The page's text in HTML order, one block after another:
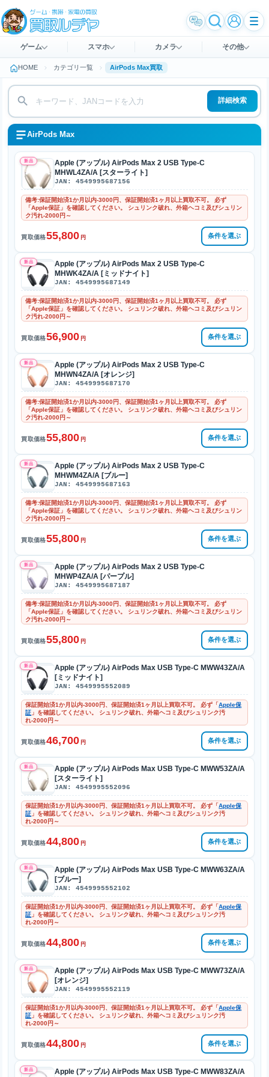
ゲーム スマホ カメラ その他
HOME カテゴリ一覧 AirPods Max買取
詳細検索
AirPods Max
新品
Apple (アップル) AirPods Max 2 USB Type-C
MHWL4ZA/A [スターライト]
JAN: 4549995687156
備考:保証開始済1か月以内-3000円、保証開始済1ヶ月以上買取不可。 必ず
「Apple保証」を確認してください。 シュリンク破れ、外箱ヘコミ及びシュリン
ク汚れ-2000円～
買取価格55,800 円 条件を選ぶ
新品
Apple (アップル) AirPods Max 2 USB Type-C
MHWK4ZA/A [ミッドナイト]
JAN: 4549995687149
備考:保証開始済1か月以内-3000円、保証開始済1ヶ月以上買取不可。 必ず
「Apple保証」を確認してください。 シュリンク破れ、外箱ヘコミ及びシュリン
ク汚れ-2000円～
買取価格56,900 円 条件を選ぶ
新品
Apple (アップル) AirPods Max 2 USB Type-C
MHWN4ZA/A [オレンジ]
JAN: 4549995687170
備考:保証開始済1か月以内-3000円、保証開始済1ヶ月以上買取不可。 必ず
「Apple保証」を確認してください。 シュリンク破れ、外箱ヘコミ及びシュリン
ク汚れ-2000円～
買取価格55,800 円 条件を選ぶ
新品
Apple (アップル) AirPods Max 2 USB Type-C
MHWM4ZA/A [ブルー]
JAN: 4549995687163
備考:保証開始済1か月以内-3000円、保証開始済1ヶ月以上買取不可。 必ず
「Apple保証」を確認してください。 シュリンク破れ、外箱ヘコミ及びシュリン
ク汚れ-2000円～
買取価格55,800 円 条件を選ぶ
新品
Apple (アップル) AirPods Max 2 USB Type-C
MHWP4ZA/A [パープル]
JAN: 4549995687187
備考:保証開始済1か月以内-3000円、保証開始済1ヶ月以上買取不可。 必ず
「Apple保証」を確認してください。 シュリンク破れ、外箱ヘコミ及びシュリン
ク汚れ-2000円～
買取価格55,800 円 条件を選ぶ
新品
Apple (アップル) AirPods Max USB Type-C MWW43ZA/A
[ミッドナイト]
JAN: 4549995552089
保証開始済1か月以内-3000円、保証開始済1ヶ月以上買取不可。 必ず「Apple保
証 」を確認してください。 シュリンク破れ、外箱ヘコミ及びシュリンク汚
れ-2000円～
買取価格46,700 円 条件を選ぶ
新品
Apple (アップル) AirPods Max USB Type-C MWW53ZA/A
[スターライト]
JAN: 4549995552096
保証開始済1か月以内-3000円、保証開始済1ヶ月以上買取不可。 必ず「Apple保
証 」を確認してください。 シュリンク破れ、外箱ヘコミ及びシュリンク汚
れ-2000円～
買取価格44,800 円 条件を選ぶ
新品
Apple (アップル) AirPods Max USB Type-C MWW63ZA/A
[ブルー]
JAN: 4549995552102
保証開始済1か月以内-3000円、保証開始済1ヶ月以上買取不可。 必ず「Apple保
証 」を確認してください。 シュリンク破れ、外箱ヘコミ及びシュリンク汚
れ-2000円～
買取価格44,800 円 条件を選ぶ
新品
Apple (アップル) AirPods Max USB Type-C MWW73ZA/A
[オレンジ]
JAN: 4549995552119
保証開始済1か月以内-3000円、保証開始済1ヶ月以上買取不可。 必ず「Apple保
証 」を確認してください。 シュリンク破れ、外箱ヘコミ及びシュリンク汚
れ-2000円～
買取価格44,800 円 条件を選ぶ
新品
Apple (アップル) AirPods Max USB Type-C MWW83ZA/A